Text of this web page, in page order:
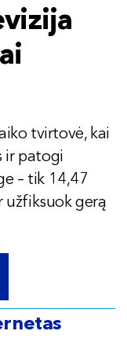
tvirtovė, kai
ir patogi
– tik 14,47
užfiksuok gerą